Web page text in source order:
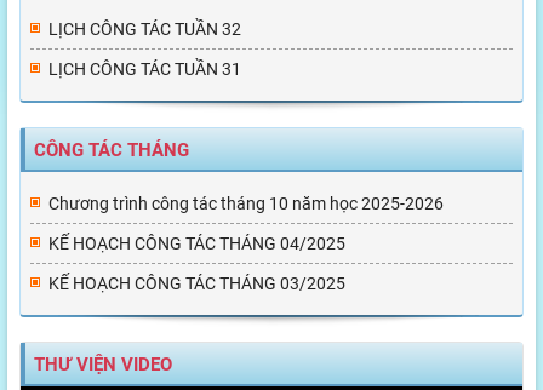
LỊCH CÔNG TÁC TUẦN 32
LỊCH CÔNG TÁC TUẦN 31
CÔNG TÁC THÁNG
Chương trình công tác tháng 10 năm học 2025-2026
KẾ HOẠCH CÔNG TÁC THÁNG 04/2025
KẾ HOẠCH CÔNG TÁC THÁNG 03/2025
THƯ VIỆN VIDEO